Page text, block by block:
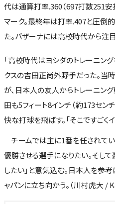
代は通算打率.360（697打数251安
マーク。最終年は打率.407と圧倒
た。バザーナには高校時代から注
「高校時代はヨシダのトレーニング
クスの吉田正尚外野手だった。当
が、日本人の友人からトレーニン
田も5フィート8インチ（約173セン
快な打球を飛ばす。「そこですごく
チームでは主に1番を任されてい
優勝させる選手になりたい。そし
したい」と意気込む。日本人を参
ャパンに立ち向かう。（川村虎大 /